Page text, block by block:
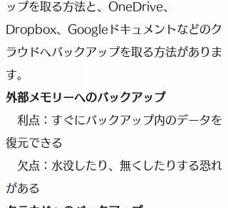
ップを取る方法と、OneDrive、
Dropbox、Googleドキュメントなどのク
ラウドへバックアップを取る方法がありま
す。
外部メモリーへのバックアップ
利点：すぐにバックアップ内のデータを
復元できる
欠点：水没したり、無くしたりする恐れ
がある